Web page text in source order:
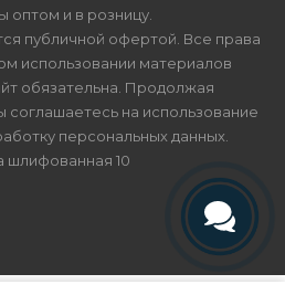
оптом и в розницу.
публичной офертой. Все права
использовании материалов
обязательна. Продолжая
соглашаетесь на использование
персональных данных
шлифованная 10